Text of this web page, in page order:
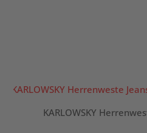
KARLOWSKY